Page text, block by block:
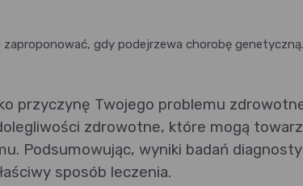
zaproponować, gdy podejrzewa chorobę
przyczynę Twojego problemu
zdrowotne, które mogą
Podsumowując, wyniki badań
sposób leczenia.